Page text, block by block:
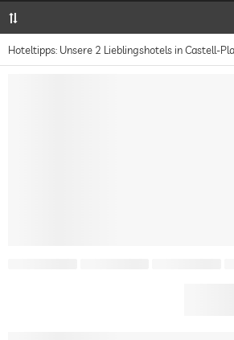
Hoteltipps: Unsere 2 Lieblingshotels in Castell-